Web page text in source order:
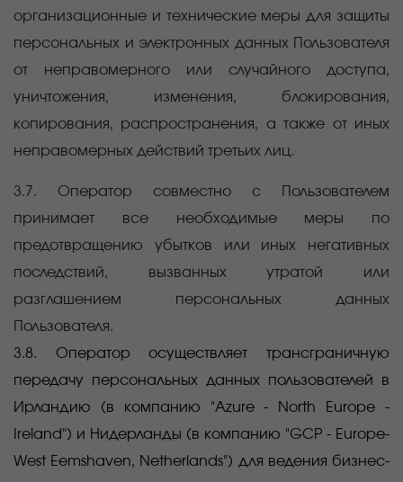
организационные и технические меры для защиты
персональных и электронных данных Пользователя
от неправомерного или случайного доступа,
уничтожения, изменения, блокирования,
копирования, распространения, а также от иных
неправомерных действий третьих лиц.
3.7. Оператор совместно с Пользователем
принимает все необходимые меры по
предотвращению убытков или иных негативных
последствий, вызванных утратой или
разглашением персональных данных
Пользователя.
3.8. Оператор осуществляет трансграничную
передачу персональных данных пользователей в
Ирландию (в компанию "Azure - North Europe -
Ireland") и Нидерланды (в компанию "GCP - Europe-
West Eemshaven, Netherlands") для ведения бизнес-